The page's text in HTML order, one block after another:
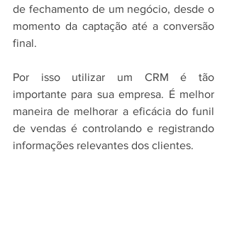
de fechamento de um negócio, desde o
momento da captação até a conversão
final.
Por isso utilizar um CRM é tão
importante para sua empresa. É melhor
maneira de melhorar a eficácia do funil
de vendas é controlando e registrando
informações relevantes dos clientes.